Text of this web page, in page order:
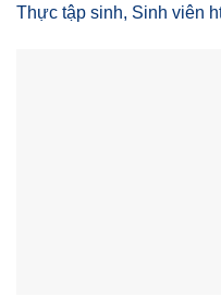
Thực tập sinh, Sinh viên